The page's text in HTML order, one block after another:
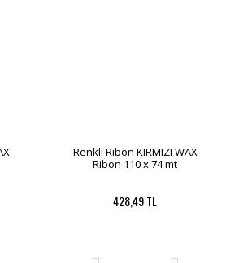
Renkli Ribon KIRMIZI WAX
Ribon 110 x 74 mt
428,49 TL